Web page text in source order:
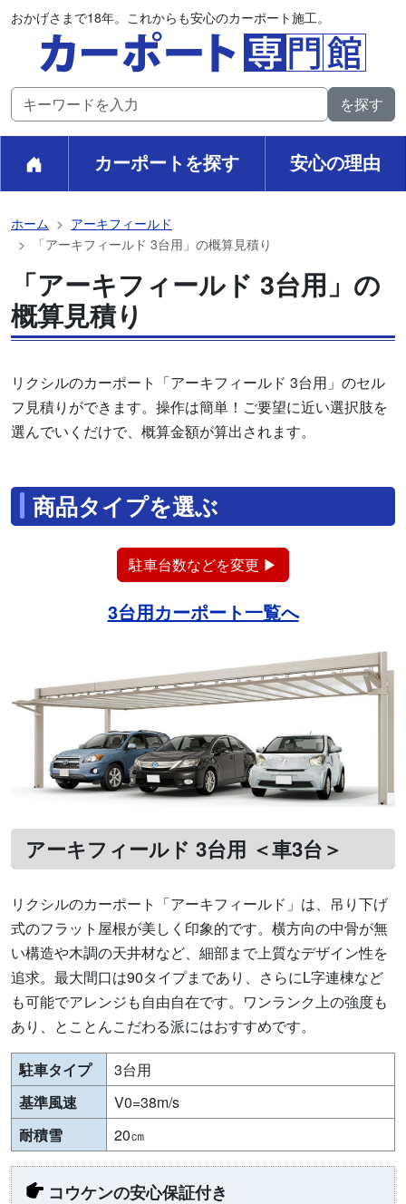
おかげさまで18年。これからも安心のカーポート施工。
カーポートを探す 安心の理由
ホーム
アーキフィールド
「アーキフィールド 3台用」の概算見積り
「アーキフィールド 3台用」の
概算見積り
リクシルのカーポート「アーキフィールド 3台用」のセル
フ見積りができます。操作は簡単！ご要望に近い選択肢を
選んでいくだけで、概算金額が算出されます。
商品タイプを選ぶ
駐車台数などを変更 ▶
3台用カーポート一覧へ
アーキフィールド 3台用 ＜車3台＞
リクシルのカーポート「アーキフィールド」は、吊り下げ
式のフラット屋根が美しく印象的です。横方向の中骨が無
い構造や木調の天井材など、細部まで上質なデザイン性を
追求。最大間口は90タイプまであり、さらにL字連棟など
も可能でアレンジも自由自在です。ワンランク上の強度も
あり、とことんこだわる派にはおすすめです。
駐車タイプ
3台用
基準風速
V0=38m/s
耐積雪
20㎝
コウケンの安心保証付き